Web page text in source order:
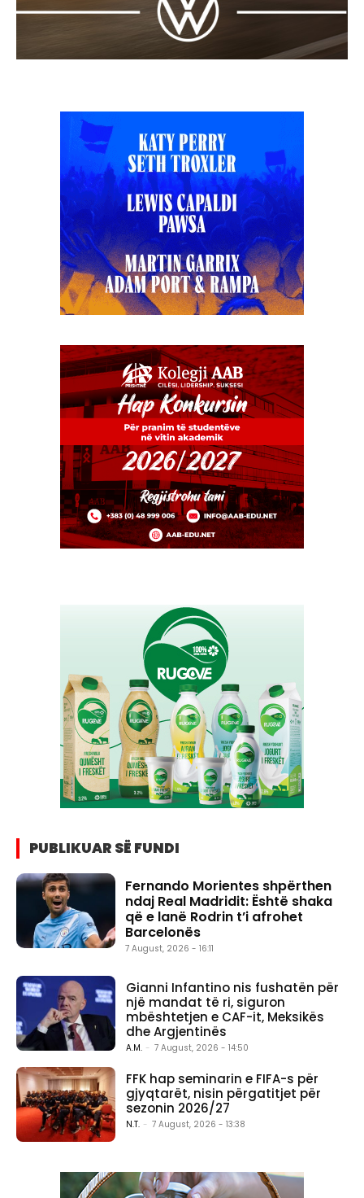
PUBLIKUAR SË FUNDI
Fernando Morientes shpërthen
ndaj Real Madridit: Është shaka
që e lanë Rodrin t’i afrohet
Barcelonës
7 August, 2026 - 16:11
Gianni Infantino nis fushatën për
një mandat të ri, siguron
mbështetjen e CAF-it, Meksikës
dhe Argjentinës
A.M. - 7 August, 2026 - 14:50
FFK hap seminarin e FIFA-s për
gjyqtarët, nisin përgatitjet për
sezonin 2026/27
N.T. - 7 August, 2026 - 13:38